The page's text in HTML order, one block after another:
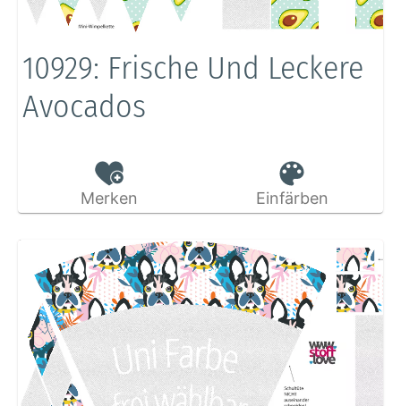
10929: Frische Und Leckere
Avocados
Merken Einfärben